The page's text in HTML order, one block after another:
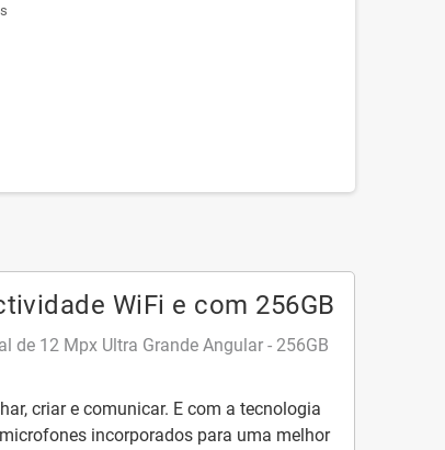
WiFi e com 256GB
de 12 Mpx Ultra Grande Angular - 256GB
criar e comunicar. E com a tecnologia
incorporados para uma melhor